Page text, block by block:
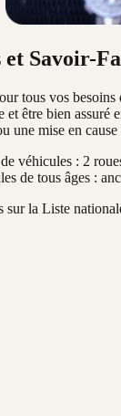
et Savoir-
tous vos besoins
être bien assuré
une mise en
véhicules : 2
de tous âges :
sur la Liste